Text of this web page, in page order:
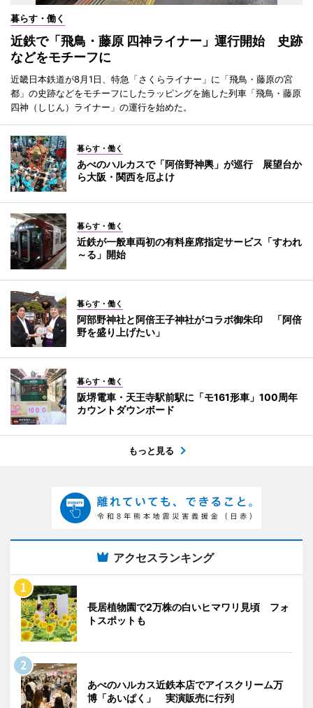
暮らす・働く
近鉄で「飛鳥・藤原 四神ライナー」運行開始 史跡
などをモチーフに
近畿日本鉄道が8月1日、特急「さくらライナー」に「飛鳥・藤原の宮
都」の史跡などをモチーフにしたラッピングを施した列車「飛鳥・藤原
四神（しじん）ライナー」の運行を始めた。
暮らす・働く
あべのハルカスで「阿倍野神輿」が巡行 展望台か
ら大阪・関西を厄よけ
暮らす・働く
近鉄が一般車両初の有料座席指定サービス「すわれ
～る」開始
暮らす・働く
阿部野神社と阿倍王子神社がコラボ御朱印 「阿倍
野を盛り上げたい」
暮らす・働く
阪堺電車・天王寺駅前駅に「モ161形車」100周年
カウントダウンボード
もっと見る
アクセスランキング
長居植物園で2万株の白いヒマワリ見頃 フォ
トスポットも
あべのハルカス近鉄本店でアイスクリーム万
博「あいぱく」 実演販売に行列